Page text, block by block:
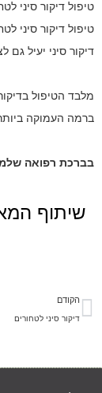
טיפול דיקור סיני
טיפול דיקור סיני
דיקור סיני יעיל גם
מלבד הטיפול
ברמה העמוקה
בברכת רפואה
שיתוף
הקודם
דיקור סיני לטחורים